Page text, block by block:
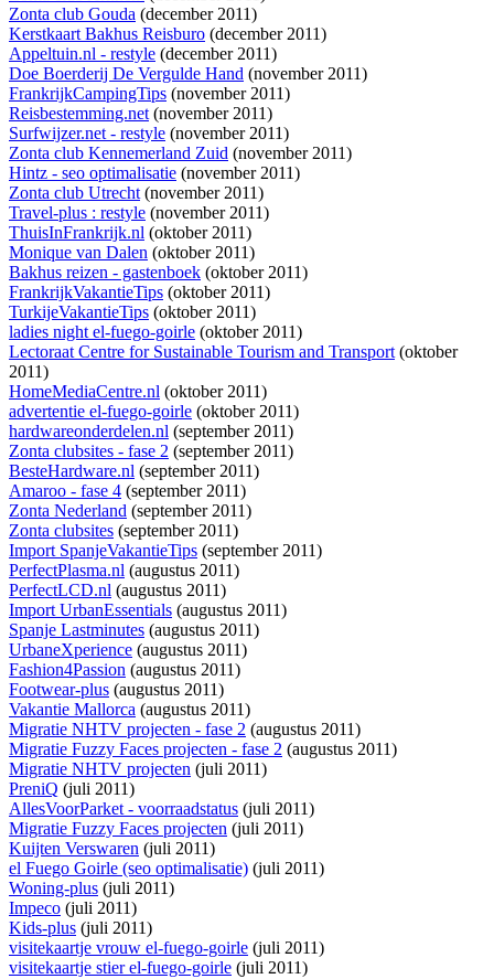
Zonta club Gouda (december 2011)
Kerstkaart Bakhus Reisburo (december 2011)
Appeltuin.nl - restyle (december 2011)
Doe Boerderij De Vergulde Hand (november 2011)
FrankrijkCampingTips (november 2011)
Reisbestemming.net(november 2011)
Surfwijzer.net - restyle (november 2011)
Zonta club Kennemerland Zuid (november 2011)
Hintz - seo optimalisatie (november 2011)
Zonta club Utrecht(november 2011)
Travel-plus : restyle (november 2011)
ThuisInFrankrijk.nl (oktober 2011)
Monique van Dalen (oktober 2011)
Bakhus reizen - gastenboek (oktober 2011)
FrankrijkVakantieTips (oktober 2011)
TurkijeVakantieTips (oktober 2011)
ladies night el-fuego-goirle (oktober 2011)
Lectoraat Centre for Sustainable Tourism and Transport(oktober
2011)
HomeMediaCentre.nl (oktober 2011)
advertentie el-fuego-goirle (oktober 2011)
hardwareonderdelen.nl (september 2011)
Zonta clubsites - fase 2 (september 2011)
BesteHardware.nl (september 2011)
Amaroo - fase 4 (september 2011)
Zonta Nederland (september 2011)
Zonta clubsites (september 2011)
Import SpanjeVakantieTips (september 2011)
PerfectPlasma.nl (augustus 2011)
PerfectLCD.nl (augustus 2011)
Import UrbanEssentials (augustus 2011)
Spanje Lastminutes (augustus 2011)
UrbaneXperience (augustus 2011)
Fashion4Passion (augustus 2011)
Footwear-plus (augustus 2011)
Vakantie Mallorca (augustus 2011)
Migratie NHTV projecten - fase 2 (augustus 2011)
Migratie Fuzzy Faces projecten - fase 2 (augustus 2011)
Migratie NHTV projecten (juli 2011)
PreniQ (juli 2011)
AllesVoorParket - voorraadstatus (juli 2011)
Migratie Fuzzy Faces projecten (juli 2011)
Kuijten Verswaren (juli 2011)
el Fuego Goirle (seo optimalisatie) (juli 2011)
Woning-plus (juli 2011)
Impeco (juli 2011)
Kids-plus (juli 2011)
visitekaartje vrouw el-fuego-goirle (juli 2011)
visitekaartje stier el-fuego-goirle (juli 2011)